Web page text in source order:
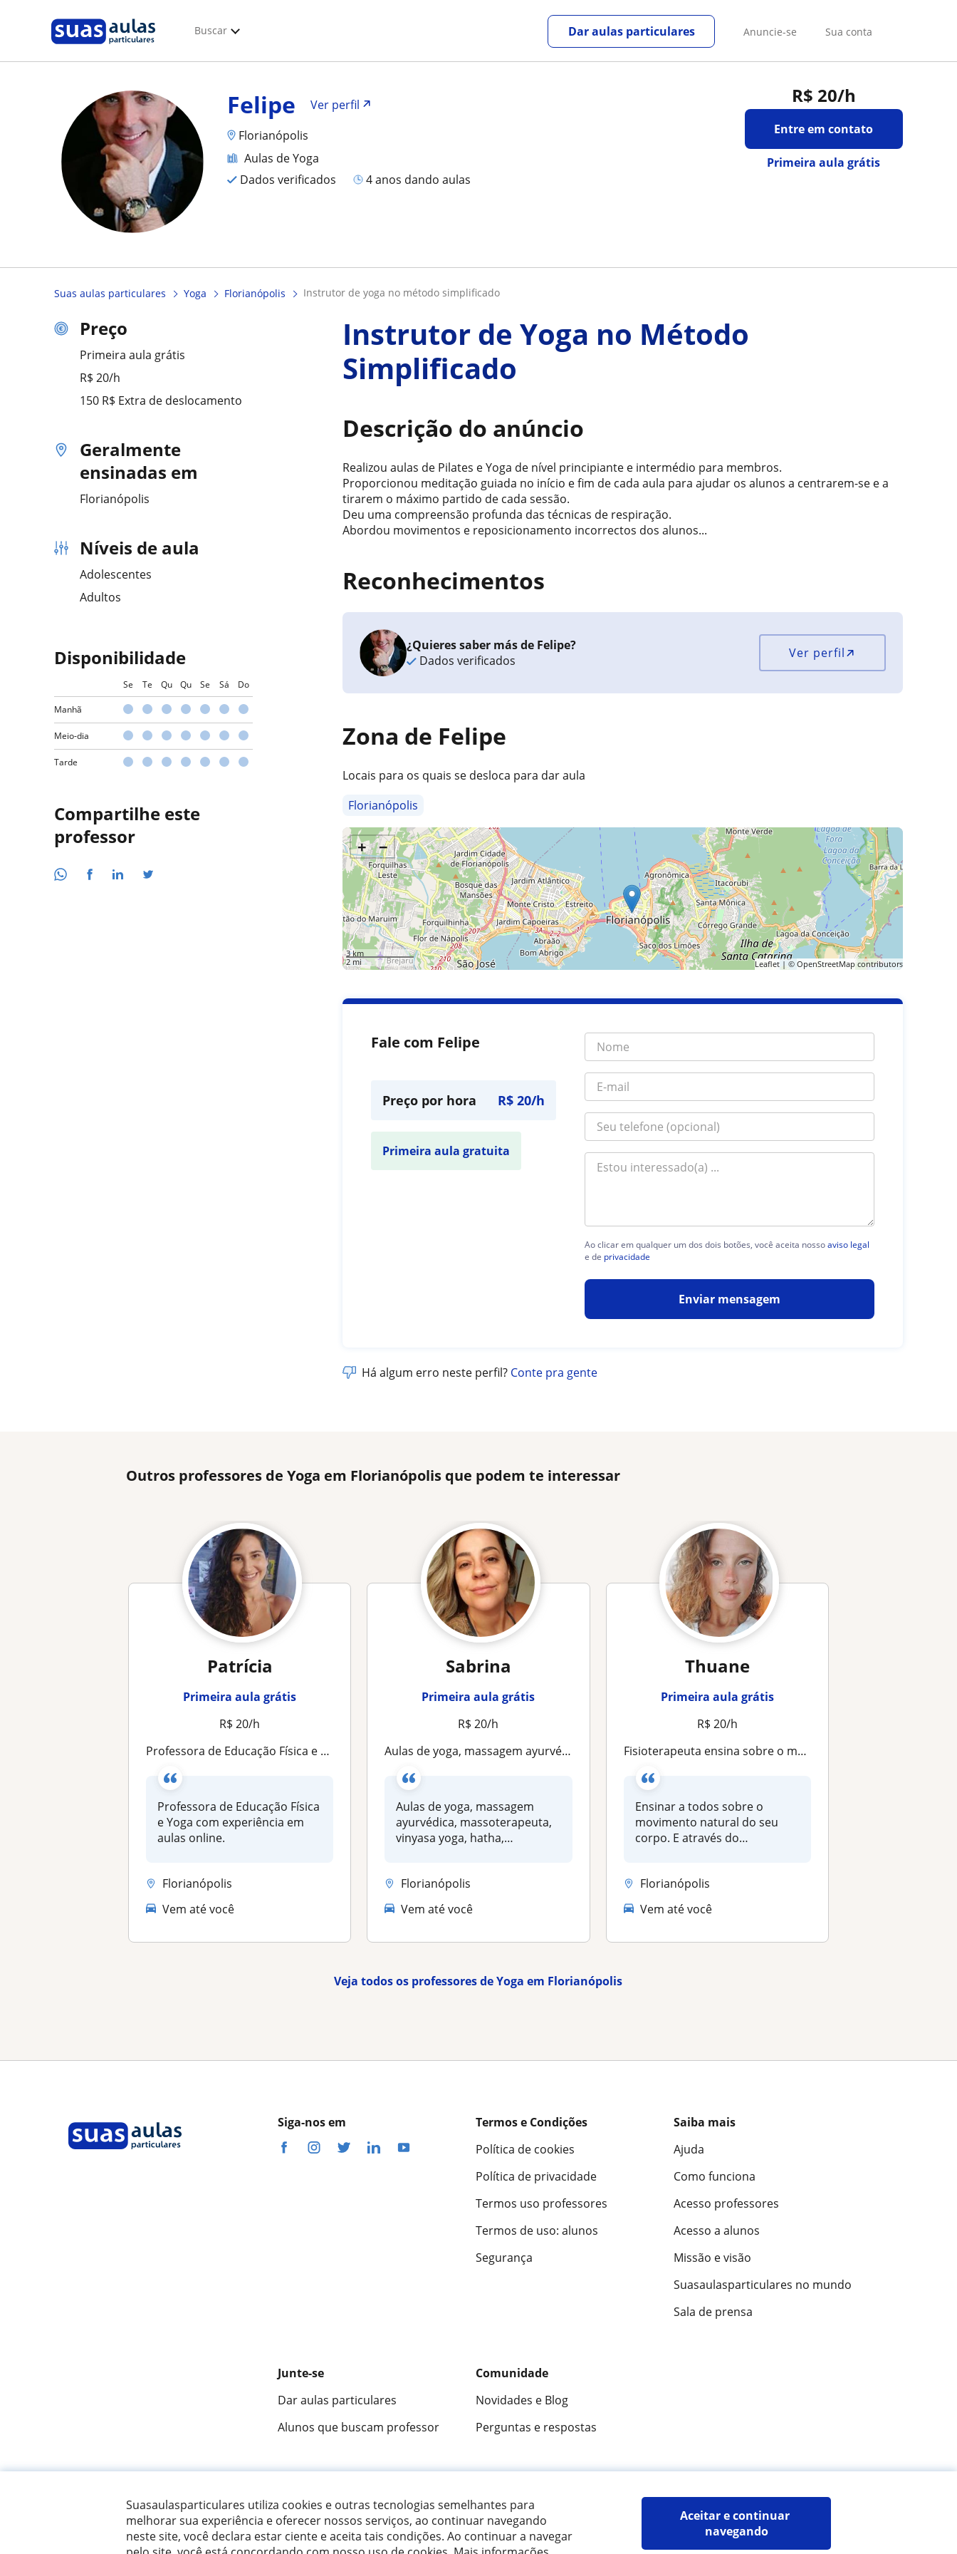
Suasaulasparticulares utiliza cookies e outras tecnologias semelhantes para
melhorar sua experiência e oferecer nossos serviços, ao continuar navegando
neste site, você declara estar ciente e aceita tais condições. Ao continuar a navegar
Aceitar e continuar
navegando
Buscar Anuncie-se Sua conta
Dar aulas particulares
R$ 20/h
Entre em contato
Primeira aula grátis
Felipe
Ver perfil
Florianópolis
Aulas de Yoga
Dados verificados
4 anos dando aulas
Suas aulas particulares Yoga Florianópolis instrutor de yoga no método simplificado
Preço
Primeira aula grátis
R$ 20/h
150 R$ Extra de deslocamento
Geralmente
ensinadas em
Florianópolis
Níveis de aula
Adolescentes
Adultos
Disponibilidade
Se Te Qu Qu Se Sá Do
Manhã
Meio-dia
Tarde
Compartilhe este
professor
Instrutor de Yoga no Método
Simplificado
Descrição do anúncio
Realizou aulas de Pilates e Yoga de nível principiante e intermédio para membros.
Proporcionou meditação guiada no início e fim de cada aula para ajudar os alunos a centrarem-se e a
tirarem o máximo partido de cada sessão.
Deu uma compreensão profunda das técnicas de respiração.
Abordou movimentos e reposicionamento incorrectos dos alunos...
Reconhecimentos
¿Quieres saber más de Felipe?
Dados verificados
Ver perfil
Zona de Felipe
Locais para os quais se desloca para dar aula
Florianópolis
+ −
3 km
2 mi
Leaflet| © OpenStreetMap contributors
Fale com Felipe
Preço por hora R$ 20/h
Primeira aula gratuita
Ao clicar em qualquer um dos dois botões, você aceita nossoaviso legal
e de privacidade
Enviar mensagem
Há algum erro neste perfil? Conte pra gente
Outros professores de Yoga em Florianópolis que podem te interessar
Patrícia
Primeira aula grátis
R$ 20/h
Professora de Educação Física e Yoga com experiência em aulas online
Professora de Educação Física
e Yoga com experiência em
aulas online.
Florianópolis
Vem até você
Sabrina
Primeira aula grátis
R$ 20/h
Aulas de yoga, massagem ayurvédica, massoterapeuta, vinyasa yoga, hatha, ashtanga, restaurativo
Aulas de yoga, massagem
ayurvédica, massoterapeuta,
vinyasa yoga, hatha,
Florianópolis
Vem até você
Thuane
Primeira aula grátis
R$ 20/h
Fisioterapeuta ensina sobre o movimenro saudável
Ensinar a todos sobre o
movimento natural do seu
corpo. E através do
Florianópolis
Vem até você
Veja todos os professores de Yoga em Florianópolis
Siga-nos em
Termos e Condições
Política de cookies
Política de privacidade
Termos uso professores
Termos de uso: alunos
Segurança
Saiba mais
Ajuda
Como funciona
Acesso professores
Acesso a alunos
Missão e visão
Suasaulasparticulares no mundo
Sala de prensa
Junte-se
Dar aulas particulares
Alunos que buscam professor
Comunidade
Novidades e Blog
Perguntas e respostas
opiniões de alunos
© 2007 - 2026 Suas aulas particulares Mapa do site:Professores particulares